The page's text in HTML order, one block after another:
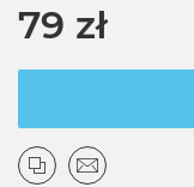
79 zł